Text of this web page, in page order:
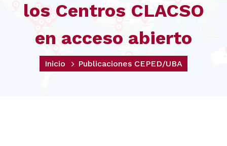
los Centros CLACSO
en acceso abierto
Inicio Publicaciones CEPED/UBA